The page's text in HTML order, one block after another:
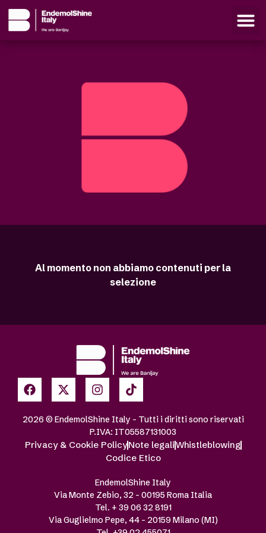
Al momento non abbiamo contenuti per la
selezione
2026 © EndemolShine Italy – Tutti i diritti sono riservati
P.IVA: IT05587131003
Privacy & Cookie PolicyNote legaliWhistleblowing
Codice Etico
EndemolShine Italy
Via Monte Zebio, 32 – 00195 Roma Italia
Tel. + 39 06 32 8191
Via Guglielmo Pepe, 44 – 20159 Milano (MI)